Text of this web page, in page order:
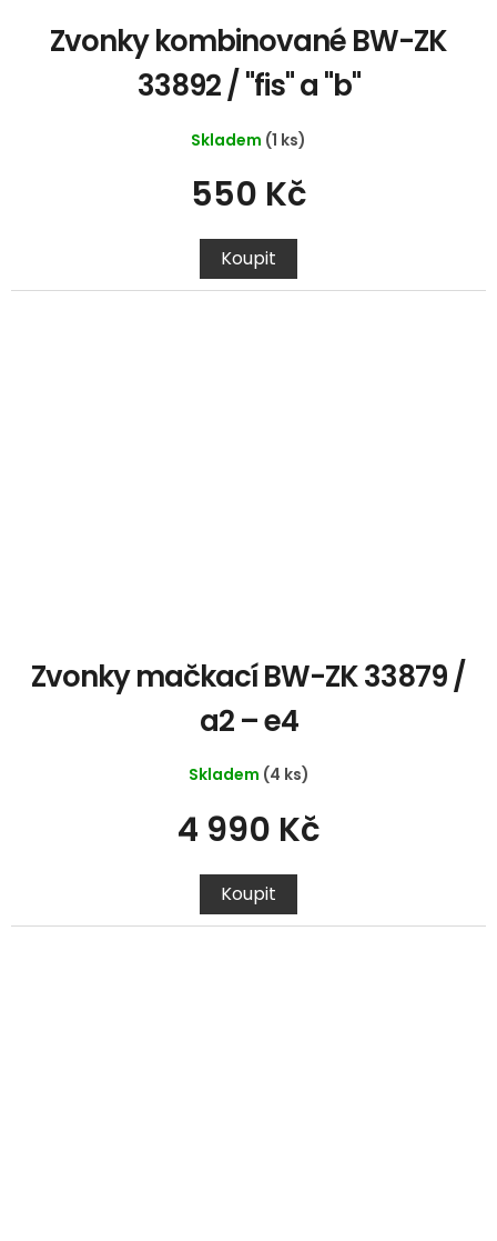
Zvonky kombinované BW-ZK
33892 / "fis" a "b"
Skladem (1 ks)
550 Kč
Koupit
Zvonky mačkací BW-ZK 33879 /
a2 – e4
Skladem (4 ks)
4 990 Kč
Koupit